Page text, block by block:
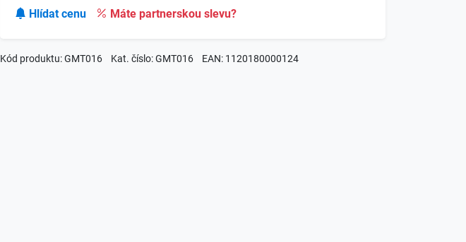
Hlídat cenu Máte partnerskou slevu?
Kód produktu: GMT016 Kat. číslo: GMT016 EAN: 1120180000124